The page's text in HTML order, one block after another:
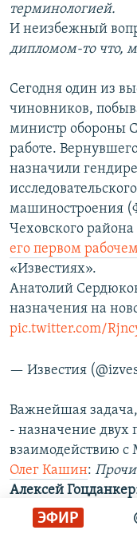
ЭФИР
терминологией.
И неизбежный
дипломом-то что,
Сегодня один из
чиновников,
министр обороны
работе.
назначили
машиностроения
Чеховского
его первом
«Известиях».
Анатолий
назначения на
pic.twitter.com/
— Известия
Важнейшая
- назначение
взаимодействию с
Олег Кашин:
Алексей Гоцданкер
ссылка. Какая-то
70.000 рублей. Он